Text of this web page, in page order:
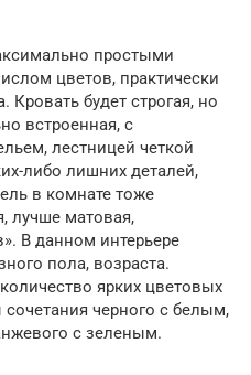
простыми
цветов, практически
будет строгая, но
встроенная, с
лестницей четкой
либо лишних деталей,
в комнате тоже
лучше матовая,
В данном интерьере
пола, возраста.
ярких цветовых
черного с белым,
с зеленым.